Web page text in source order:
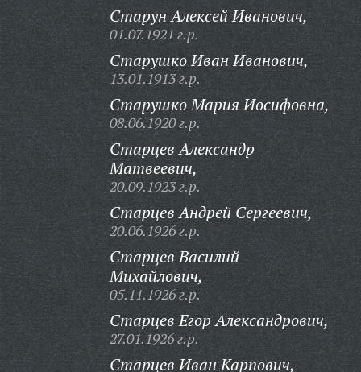
Старун Алексей Иванович,
01.07.1921 г.р.
Старушко Иван Иванович,
13.01.1913 г.р.
Старушко Мария Иосифовна,
08.06.1920 г.р.
Старцев Александр
Матвеевич,
20.09.1923 г.р.
Старцев Андрей Сергеевич,
20.06.1926 г.р.
Старцев Василий
Михайлович,
05.11.1926 г.р.
Старцев Егор Александрович,
27.01.1926 г.р.
Старцев Иван Карпович,